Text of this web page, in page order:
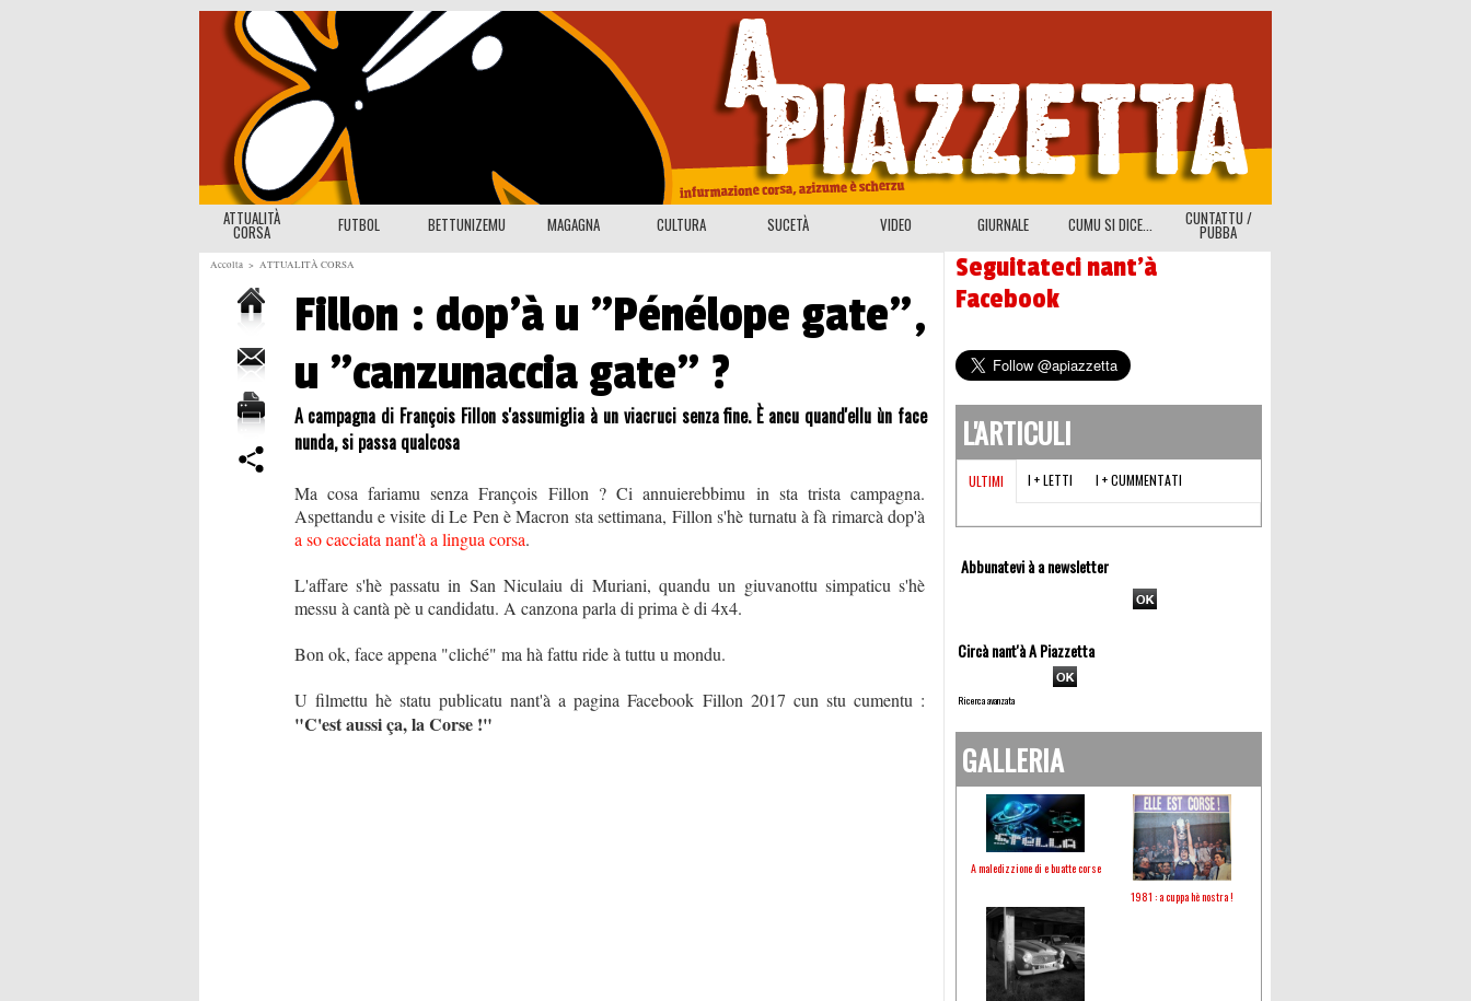
ATTUALITÀ
CORSA FUTBOL BETTUNIZEMU MAGAGNA CULTURA SUCETÀ VIDEO GIURNALE CUMU SI DICE... CUNTATTU /
PUBBA
Accolta > ATTUALITÀ CORSA
Fillon : dop'à u "Pénélope gate",
u "canzunaccia gate" ?
A campagna di François Fillon s'assumiglia à un viacruci senza fine. È ancu quand'ellu ùn face
nunda, si passa qualcosa
Ma cosa fariamu senza François Fillon ? Ci annuierebbimu in sta trista campagna.
Aspettandu e visite di Le Pen è Macron sta settimana, Fillon s'hè turnatu à fà rimarcà dop'à
a so cacciata nant'à a lingua corsa.
L'affare s'hè passatu in San Niculaiu di Muriani, quandu un giuvanottu simpaticu s'hè
messu à cantà pè u candidatu. A canzona parla di prima è di 4x4.
Bon ok, face appena "cliché" ma hà fattu ride à tuttu u mondu.
U filmettu hè statu publicatu nant'à a pagina Facebook Fillon 2017 cun stu cumentu :
"C'est aussi ça, la Corse !"
Seguitateci nant'à
Facebook
L'ARTICULI
ULTIMI I + LETTI I + CUMMENTATI
Abbunatevi à a newsletter
Circà nant'à A Piazzetta
Ricerca avanzata
GALLERIA
A maledizzione di e buatte corse
1981 : a cuppa hè nostra !